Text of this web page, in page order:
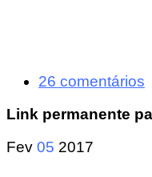
26 comentários
Link permanente
Fev 05 2017